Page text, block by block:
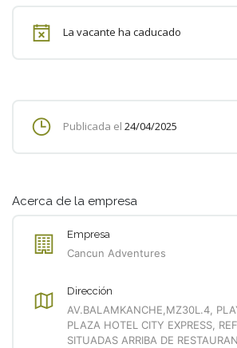
La vacante ha caducado
Publicada el 24/04/2025
Acerca de la empresa
Empresa
Cancun Adventures
Dirección
AV.BALAMKANCHE,MZ30L.4,
PLAZA HOTEL CITY EXPRESS,
SITUADAS ARRIBA DE